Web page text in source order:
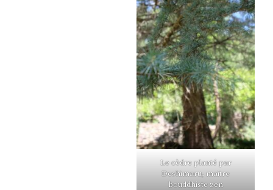
Le cèdre planté par
Deshimaru, maitre
bouddhiste zen